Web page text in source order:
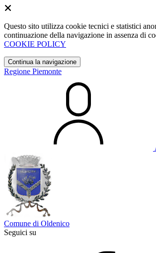
Questo sito utilizza cookie tecnici e statistici
continuazione della navigazione in assenza di
COOKIE POLICY
Continua la navigazione
Regione Piemonte
Comune di Oldenico
Seguici su